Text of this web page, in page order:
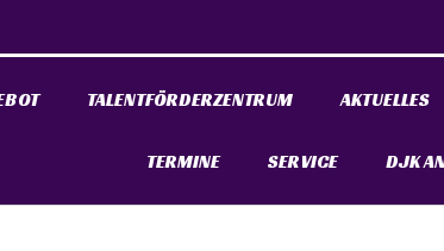
TALENTFÖRDERZENTRUM AKTUELLES
TERMINE SERVICE DJK